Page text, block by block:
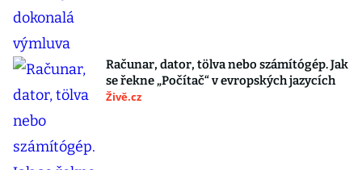
Računar, dator, tölva nebo számítógép. Jak
se řekne „Počítač“ v evropských jazycích
Živě.cz